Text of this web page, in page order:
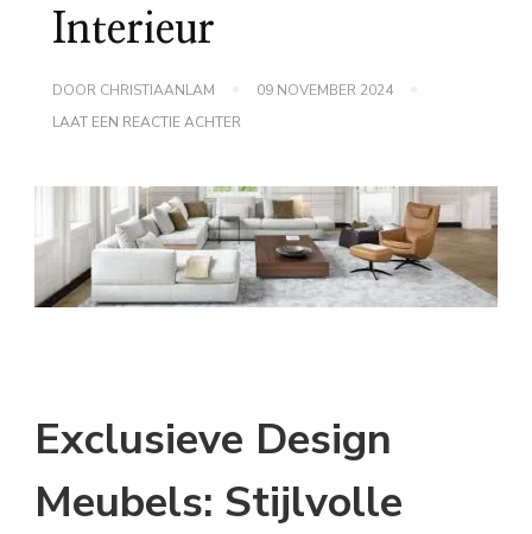
Interieur
DOOR CHRISTIAANLAM
09 NOVEMBER 2024
LAAT EEN REACTIE ACHTER
EXCLUSIEVE
DESIGN
MEUBELS
VOOR
JOUW
INTERIEUR
Exclusieve Design
Meubels: Stijlvolle